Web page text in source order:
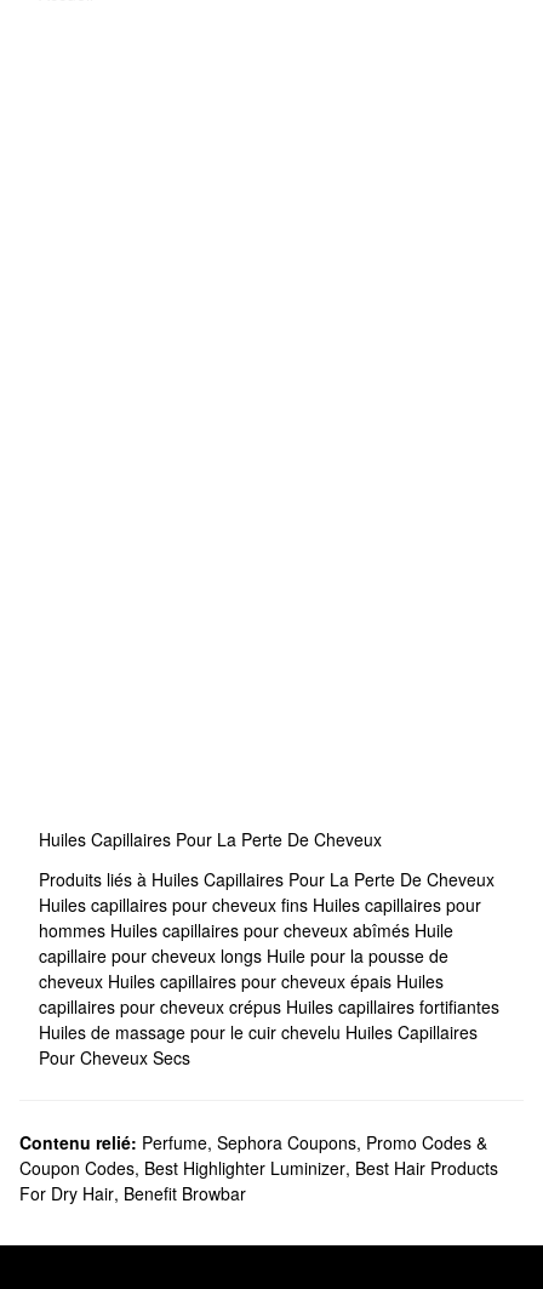
Huiles Capillaires Pour La Perte De Cheveux
Produits liés à Huiles Capillaires Pour La Perte De Cheveux
Huiles capillaires pour cheveux fins Huiles capillaires pour
hommes Huiles capillaires pour cheveux abîmés Huile
capillaire pour cheveux longs Huile pour la pousse de
cheveux Huiles capillaires pour cheveux épais Huiles
capillaires pour cheveux crépus Huiles capillaires fortifiantes
Huiles de massage pour le cuir chevelu Huiles Capillaires
Pour Cheveux Secs
Contenu relié: Perfume, Sephora Coupons, Promo Codes &
Coupon Codes, Best Highlighter Luminizer, Best Hair Products
For Dry Hair, Benefit Browbar